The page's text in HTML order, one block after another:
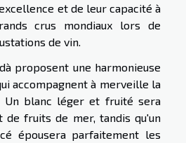
et de leur capacité à
crus mondiaux lors de
de vin.
proposent une harmonieuse
accompagnent à merveille la
Un blanc léger et fruité sera
de fruits de mer, tandis qu'un
épousera parfaitement les